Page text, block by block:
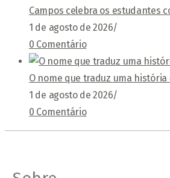
Campos celebra os estudantes
1 de agosto de 2026/
0 Comentário
O nome que traduz uma história
1 de agosto de 2026/
0 Comentário